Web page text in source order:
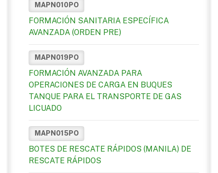
MAPN010PO
FORMACIÓN SANITARIA ESPECÍFICA
AVANZADA (ORDEN PRE)
MAPN019PO
FORMACIÓN AVANZADA PARA
OPERACIONES DE CARGA EN BUQUES
TANQUE PARA EL TRANSPORTE DE GAS
LICUADO
MAPN015PO
BOTES DE RESCATE RÁPIDOS (MANILA) DE
RESCATE RÁPIDOS